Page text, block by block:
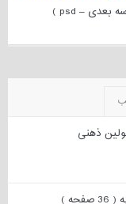
ذهنی
)